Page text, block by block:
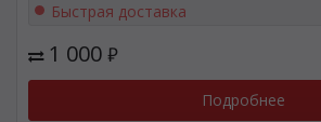
Быстрая доставка
1 000 ₽
Подробнее